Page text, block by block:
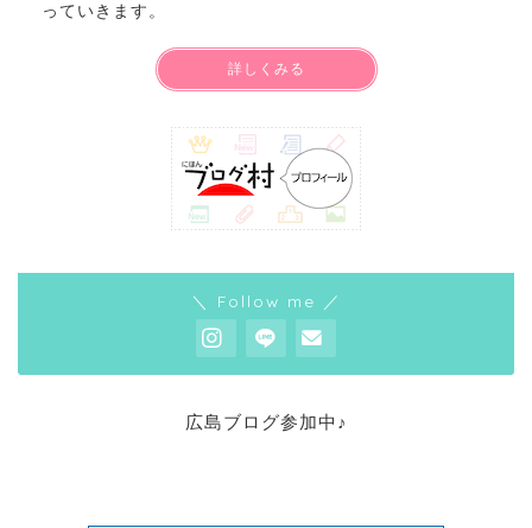
っていきます。
詳しくみる
＼ Follow me ／
広島ブログ参加中♪